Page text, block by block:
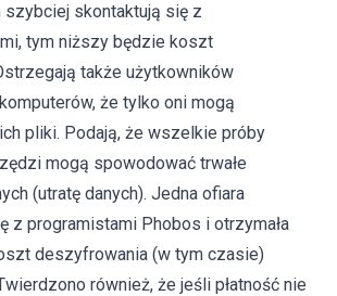
szybciej skontaktują się z
tym niższy będzie koszt
także użytkowników
że tylko oni mogą
pliki. Podają, że wszelkie próby
mogą spowodować trwałe
(utratę danych). Jedna ofiara
z programistami Phobos i otrzymała
deszyfrowania (w tym czasie)
również, że jeśli płatność nie